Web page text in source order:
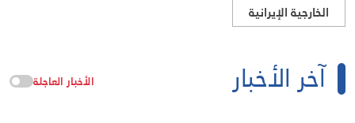
الخارجية الإيرانية
آخر الأخبار الأخبار العاجلة